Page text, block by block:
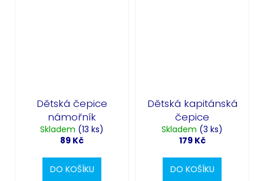
Dětská čepice
námořník
Skladem (13 ks)
89 Kč
DO KOŠÍKU
Dětská kapitánská
čepice
Skladem (3 ks)
179 Kč
DO KOŠÍKU